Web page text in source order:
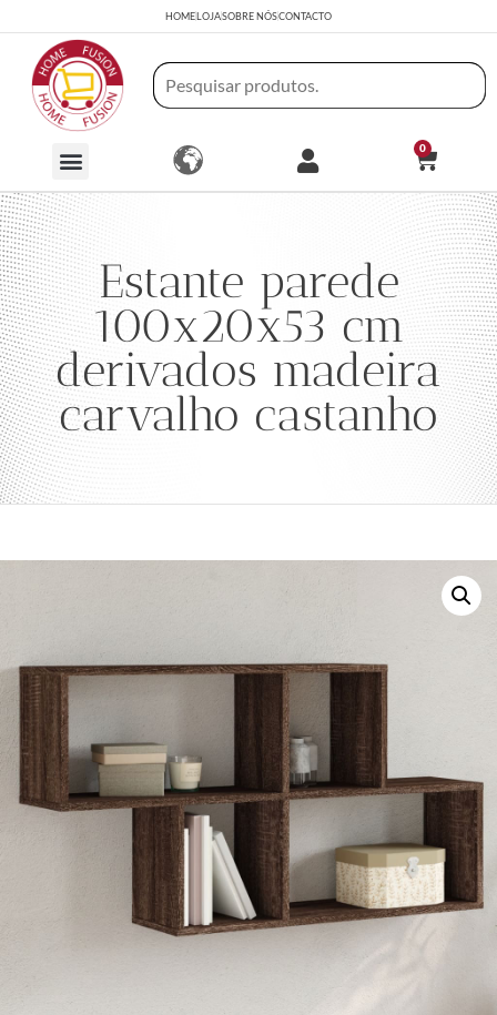
HOMELOJASOBRE NÓSCONTACTO
0
Estante parede
100x20x53 cm
derivados madeira
carvalho castanho